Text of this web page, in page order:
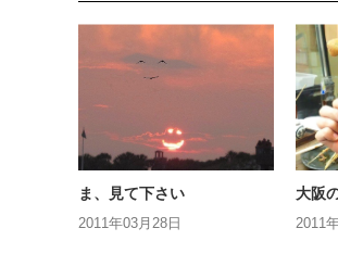
ま、見て下さい
2011年03月28日
大阪
2011